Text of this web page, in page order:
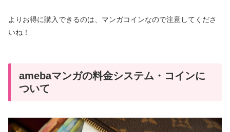
よりお得に購入できるのは、マンガコインなので注意してくださ
いね！
amebaマンガの料金システム・コインに
ついて